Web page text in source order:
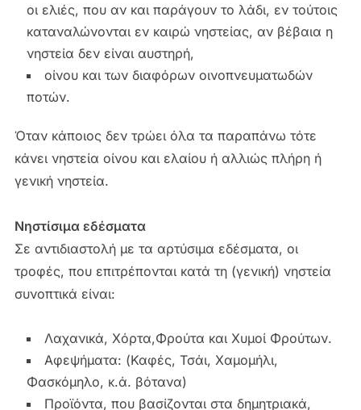
οι ελιές, που αν και παράγουν το λάδι, εν τούτοις
καταναλώνονται εν καιρώ νηστείας, αν βέβαια η
νηστεία δεν είναι αυστηρή,
οίνου και των διαφόρων οινοπνευματωδών
ποτών.
Όταν κάποιος δεν τρώει όλα τα παραπάνω τότε
κάνει νηστεία οίνου και ελαίου ή αλλιώς πλήρη ή
γενική νηστεία.
Νηστίσιμα εδέσματα
Σε αντιδιαστολή με τα αρτύσιμα εδέσματα, οι
τροφές, που επιτρέπονται κατά τη (γενική) νηστεία
συνοπτικά είναι:
Λαχανικά, Χόρτα,Φρούτα και Χυμοί Φρούτων.
Αφεψήματα: (Καφές, Τσάι, Χαμομήλι,
Φασκόμηλο, κ.ά. βότανα)
Προϊόντα, που βασίζονται στα δημητριακά,